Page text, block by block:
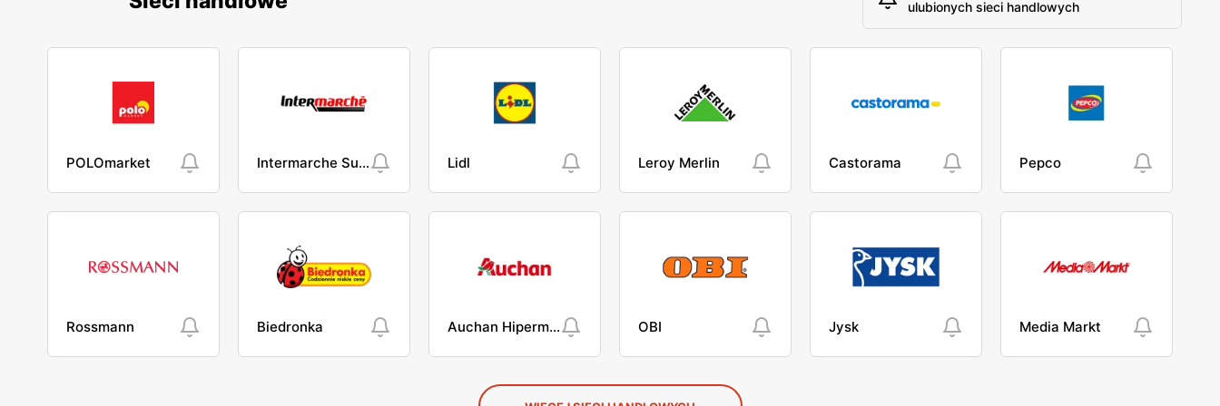
ulubionych sieci handlowych
POLOmarket Intermarche Super Lidl Leroy Merlin Castorama Pepco
Rossmann Biedronka Auchan Hipermarket OBI Jysk Media Markt